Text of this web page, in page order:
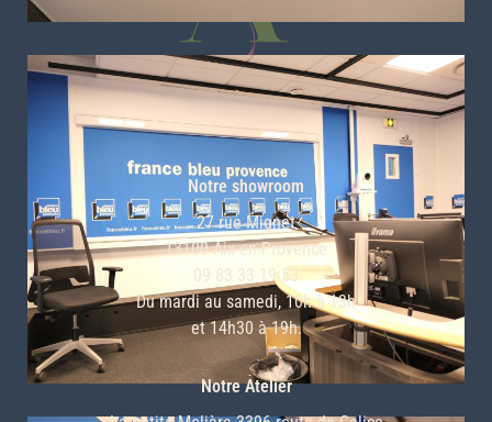
CONTACT
Notre showroom
27 rue Mignet
13100 Aix-en-Provence
09 83 33 19 53
Du mardi au samedi, 10h à 13h
et 14h30 à 19h.
Notre Atelier